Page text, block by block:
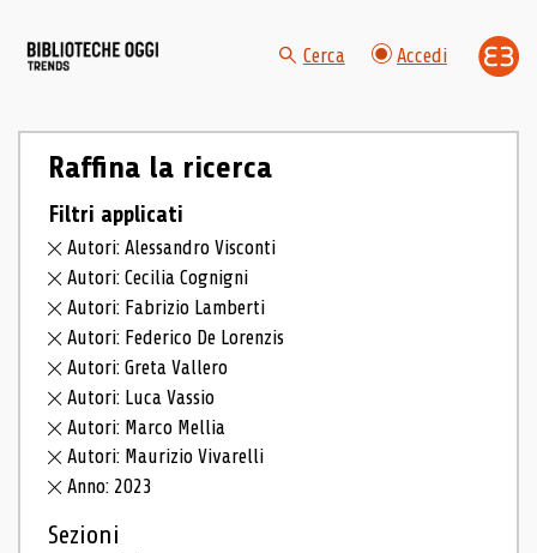
Cerca Accedi
Raffina la ricerca
Filtri applicati
Autori: Alessandro Visconti
Autori: Cecilia Cognigni
Autori: Fabrizio Lamberti
Autori: Federico De Lorenzis
Autori: Greta Vallero
Autori: Luca Vassio
Autori: Marco Mellia
Autori: Maurizio Vivarelli
Anno: 2023
Sezioni